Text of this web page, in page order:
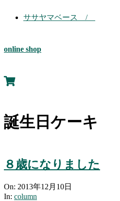
ササヤマベース /
online shop
誕生日ケーキ
８歳になりました
2013-
12-
On: 2013年12月10日
In: column